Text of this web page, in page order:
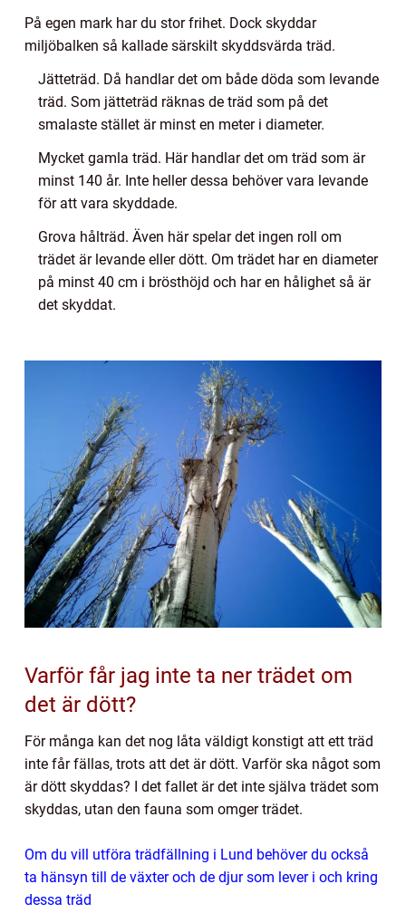
På egen mark har du stor frihet. Dock skyddar
miljöbalken så kallade särskilt skyddsvärda träd.
Jätteträd. Då handlar det om både döda som levande
träd. Som jätteträd räknas de träd som på det
smalaste stället är minst en meter i diameter.
Mycket gamla träd. Här handlar det om träd som är
minst 140 år. Inte heller dessa behöver vara levande
för att vara skyddade.
Grova hålträd. Även här spelar det ingen roll om
trädet är levande eller dött. Om trädet har en diameter
på minst 40 cm i brösthöjd och har en hålighet så är
det skyddat.
Varför får jag inte ta ner trädet om
det är dött?
För många kan det nog låta väldigt konstigt att ett träd
inte får fällas, trots att det är dött. Varför ska något som
är dött skyddas? I det fallet är det inte själva trädet som
skyddas, utan den fauna som omger trädet.
Om du vill utföra trädfällning i Lund behöver du också
ta hänsyn till de växter och de djur som lever i och kring
dessa träd